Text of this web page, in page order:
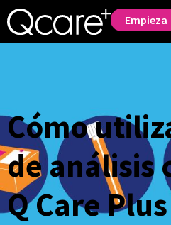
Empieza
Cómo
de análisis
Q Care Plus